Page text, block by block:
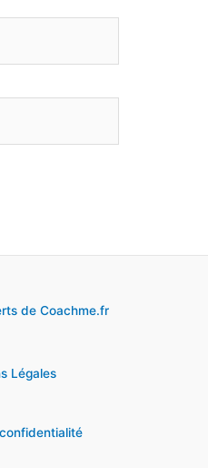
de Coachme.fr
Légales